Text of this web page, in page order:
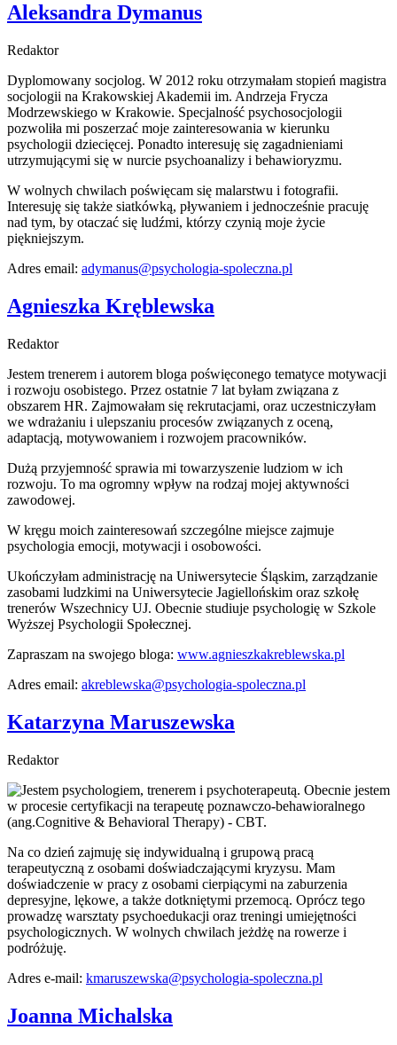
Aleksandra Dymanus
Redaktor
Dyplomowany socjolog. W 2012 roku otrzymałam stopień magistra
socjologii na Krakowskiej Akademii im. Andrzeja Frycza
Modrzewskiego w Krakowie. Specjalność psychosocjologii
pozwoliła mi poszerzać moje zainteresowania w kierunku
psychologii dziecięcej. Ponadto interesuję się zagadnieniami
utrzymującymi się w nurcie psychoanalizy i behawioryzmu.
W wolnych chwilach poświęcam się malarstwu i fotografii.
Interesuję się także siatkówką, pływaniem i jednocześnie pracuję
nad tym, by otaczać się ludźmi, którzy czynią moje życie
piękniejszym.
Adres email: adymanus@psychologia-spoleczna.pl
Agnieszka Kręblewska
Redaktor
Jestem trenerem i autorem bloga poświęconego tematyce motywacji
i rozwoju osobistego. Przez ostatnie 7 lat byłam związana z
obszarem HR. Zajmowałam się rekrutacjami, oraz uczestniczyłam
we wdrażaniu i ulepszaniu procesów związanych z oceną,
adaptacją, motywowaniem i rozwojem pracowników.
Dużą przyjemność sprawia mi towarzyszenie ludziom w ich
rozwoju. To ma ogromny wpływ na rodzaj mojej aktywności
zawodowej.
W kręgu moich zainteresowań szczególne miejsce zajmuje
psychologia emocji, motywacji i osobowości.
Ukończyłam administrację na Uniwersytecie Śląskim, zarządzanie
zasobami ludzkimi na Uniwersytecie Jagiellońskim oraz szkołę
trenerów Wszechnicy UJ. Obecnie studiuje psychologię w Szkole
Wyższej Psychologii Społecznej.
Zapraszam na swojego bloga: www.agnieszkakreblewska.pl
Adres email: akreblewska@psychologia-spoleczna.pl
Katarzyna Maruszewska
Redaktor
Jestem psychologiem, trenerem i psychoterapeutą. Obecnie jestem
w procesie certyfikacji na terapeutę poznawczo-behawioralnego
(ang.Cognitive & Behavioral Therapy) - CBT.
Na co dzień zajmuję się indywidualną i grupową pracą
terapeutyczną z osobami doświadczającymi kryzysu. Mam
doświadczenie w pracy z osobami cierpiącymi na zaburzenia
depresyjne, lękowe, a także dotkniętymi przemocą. Oprócz tego
prowadzę warsztaty psychoedukacji oraz treningi umiejętności
psychologicznych. W wolnych chwilach jeżdżę na rowerze i
podróżuję.
Adres e-mail: kmaruszewska@psychologia-spoleczna.pl
Joanna Michalska